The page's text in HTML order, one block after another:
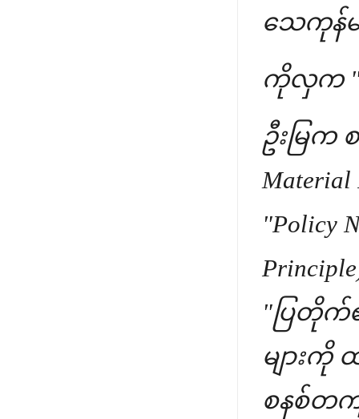
သေကုန်မ
ကိုလှက "ဟ
ဦးမြက
"Policy
"ပြတိုက်
များကို
စနစ်တ